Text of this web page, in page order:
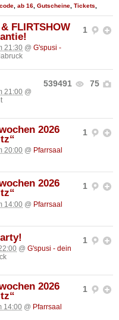
ab 16 Gutscheine Tickets
1
FLIRTSHOW
21:30 @ G'spusi -
539491 75
21:00 @
1
2026
20:00 @ Pfarrsaal
1
2026
14:00 @ Pfarrsaal
1
@ G'spusi - dein
1
2026
14:00 @ Pfarrsaal